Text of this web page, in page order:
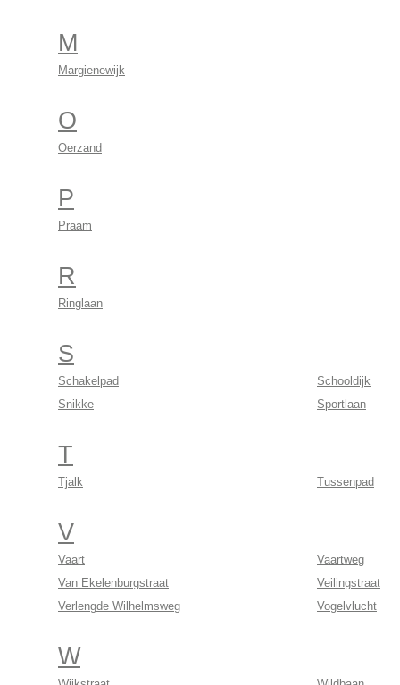
M
Margienewijk
O
Oerzand
P
Praam
R
Ringlaan
S
Schakelpad
Schooldijk
Snikke
Sportlaan
T
Tjalk Tussenpad
V
Vaart
Vaartweg
Van Ekelenburgstraat
Veilingstraat
Verlengde Wilhelmsweg
Vogelvlucht
W